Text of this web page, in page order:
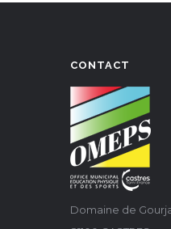
CONTACT
Domaine de